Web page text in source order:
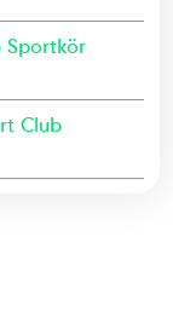
Sportkör
Club